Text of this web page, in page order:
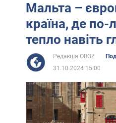
Мальта –
країна, де по-
тепло навіть
Редакція OBOZ
31.10.2024 15:00